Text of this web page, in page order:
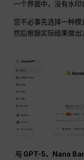
一个界面中，没有水印
您不必事先选择一种模
然后根据实际结果做
与 GPT-5、Nano